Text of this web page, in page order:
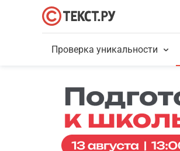
Проверка уникальности